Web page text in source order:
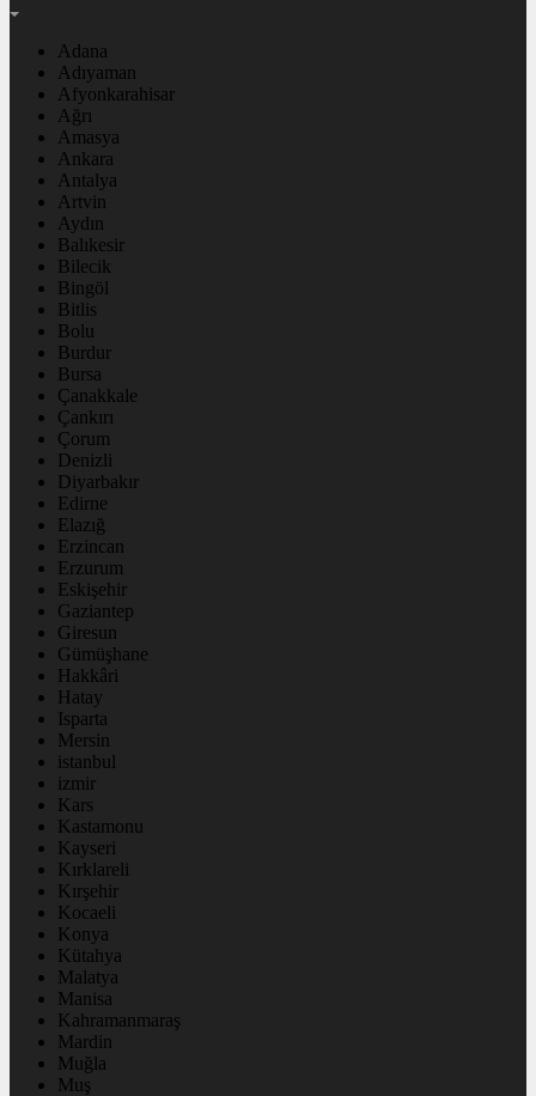
Adana
Adıyaman
Afyonkarahisar
Ağrı
Amasya
Ankara
Antalya
Artvin
Aydın
Balıkesir
Bilecik
Bingöl
Bitlis
Bolu
Burdur
Bursa
Çanakkale
Çankırı
Çorum
Denizli
Diyarbakır
Edirne
Elazığ
Erzincan
Erzurum
Eskişehir
Gaziantep
Giresun
Gümüşhane
Hakkâri
Hatay
Isparta
Mersin
istanbul
izmir
Kars
Kastamonu
Kayseri
Kırklareli
Kırşehir
Kocaeli
Konya
Kütahya
Malatya
Manisa
Kahramanmaraş
Mardin
Muğla
Muş